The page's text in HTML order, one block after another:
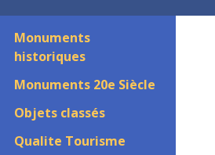
Monuments
historiques
Monuments 20e Siècle
Objets classés
Qualite Tourisme